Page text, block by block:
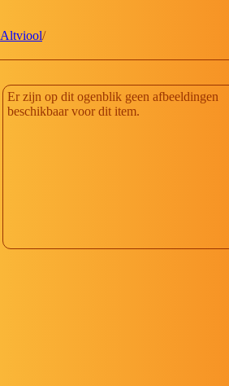
Altviool/
Er zijn op dit ogenblik geen afbeeldingen
beschikbaar voor dit item.